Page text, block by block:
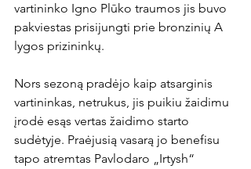
vartininko Igno Plūko traumos jis buvo
pakviestas prisijungti prie bronzinių A
lygos prizininkų.
Nors sezoną pradėjo kaip atsarginis
vartininkas, netrukus, jis puikiu žaidimu
įrodė esąs vertas žaidimo starto
sudėtyje. Praėjusią vasarą jo benefisu
tapo atremtas Pavlodaro „Irtysh“